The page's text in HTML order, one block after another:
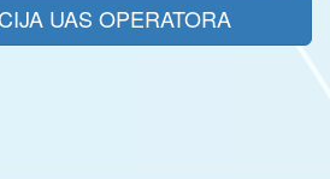
UAS OPERATORA